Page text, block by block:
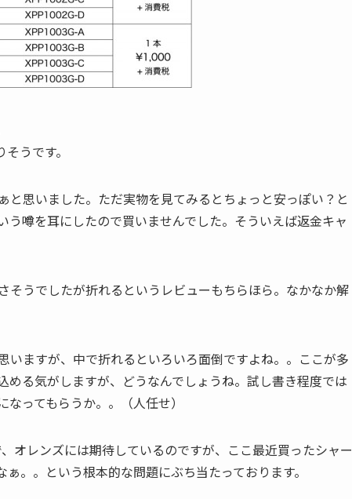
うです。
思いました。ただ実物を見てみるとちょっと安っぽい？と
噂を耳にしたので買いませんでした。そういえば返金キャ
そうでしたが折れるというレビューもちらほら。なかなか解
ますが、中で折れるといろいろ面倒ですよね。。ここが多
る気がしますが、どうなんでしょうね。試し書き程度では
ってもらうか。。（人任せ）
オレンズには期待しているのですが、ここ最近買ったシャー
。。という根本的な問題にぶち当たっております。